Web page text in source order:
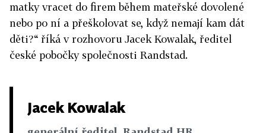
matky vracet do firem během mateřské dovolené
nebo po ní a přeškolovat se, když nemají kam dát
děti?“ říká v rozhovoru Jacek Kowalak, ředitel
české pobočky společnosti Randstad.
Jacek Kowalak